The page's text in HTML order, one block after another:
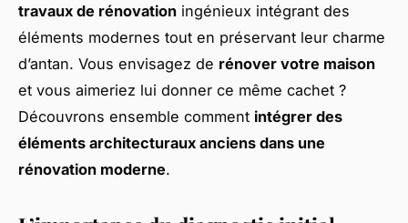
travaux de rénovation ingénieux intégrant des
éléments modernes tout en préservant leur charme
d’antan. Vous envisagez de rénover votre maison
et vous aimeriez lui donner ce même cachet ?
Découvrons ensemble comment intégrer des
éléments architecturaux anciens dans une
rénovation moderne.